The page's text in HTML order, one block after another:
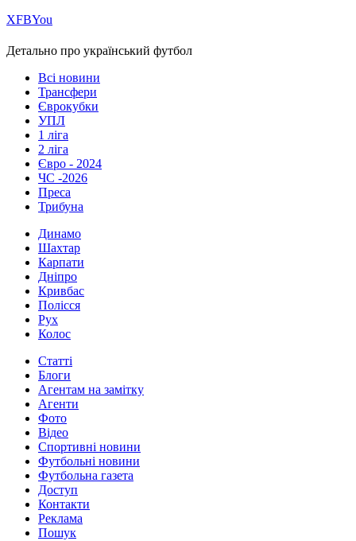
ХFBYou
Детально про український футбол
Всі новини
Трансфери
Єврокубки
УПЛ
1 ліга
2 ліга
Євро - 2024
ЧС -2026
Преса
Трибуна
Динамо
Шахтар
Карпати
Дніпро
Кривбас
Полісся
Рух
Колос
Статті
Блоги
Агентам на замітку
Агенти
Фото
Відео
Спортивні новини
Футбольні новини
Футбольна газета
Доступ
Контакти
Реклама
Пошук